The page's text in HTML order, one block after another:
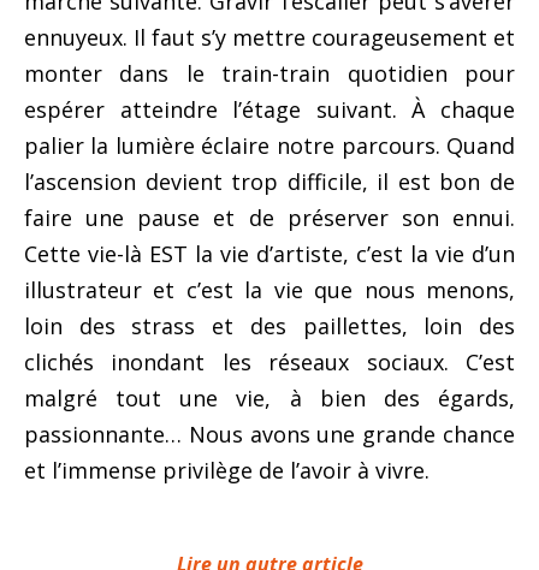
ennuyeux. Il faut s’y mettre courageusement et
monter dans le train-train quotidien pour
espérer atteindre l’étage suivant. À chaque
palier la lumière éclaire notre parcours. Quand
l’ascension devient trop difficile, il est bon de
faire une pause et de préserver son ennui.
Cette vie-là EST la vie d’artiste, c’est la vie d’un
illustrateur et c’est la vie que nous menons,
loin des strass et des paillettes, loin des
clichés inondant les réseaux sociaux. C’est
malgré tout une vie, à bien des égards,
passionnante… Nous avons une grande chance
et l’immense privilège de l’avoir à vivre.
Lire un autre article